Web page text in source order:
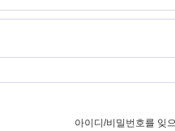
아이디/비밀번호를 잊